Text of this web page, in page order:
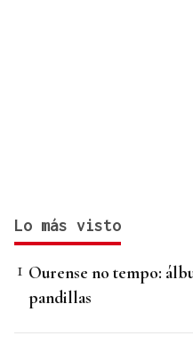
Lo más visto
Ourense no tempo:
pandillas